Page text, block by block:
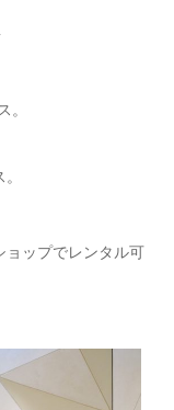
。
ョップでレンタル可